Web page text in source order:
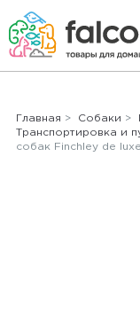
Главная > Собаки >
Транспортировка и
собак Finchley de luxe